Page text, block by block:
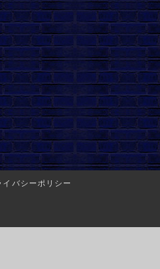
イバシーポリシー